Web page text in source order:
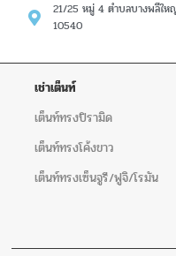
21/25 หมู่ 4 ตำบลบางพลีให
10540
เช่าเต็นท์
เต็นท์ทรงปิรามิด
เต็นท์ทรงโค้งขาว
เต็นท์ทรงเซ็นจูรี/ฟูจิ/โรมัน